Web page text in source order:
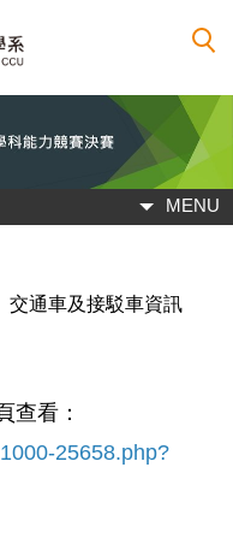
MENU
交通車及接駁車資訊
查看：
25658.php?